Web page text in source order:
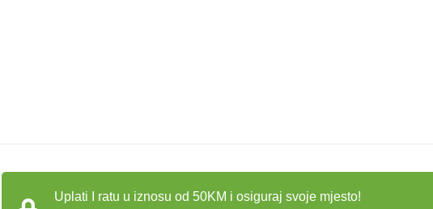
Uplati I ratu u iznosu od 50KM i osiguraj svoje mjesto!